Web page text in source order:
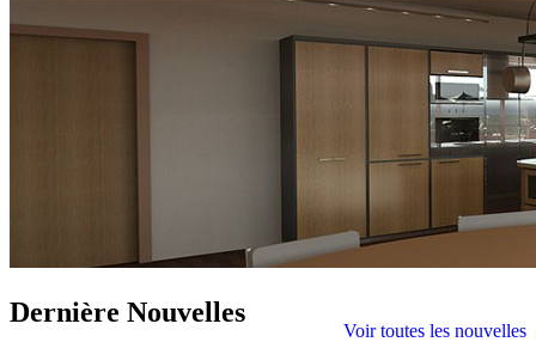
Voir toutes les nouvelles
Dernière Nouvelles